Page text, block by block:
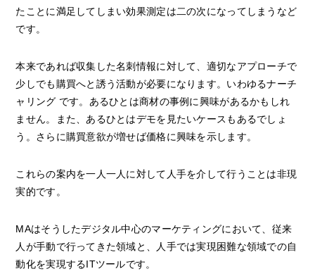
たことに満足してしまい効果測定は二の次になってしまうなど
です。
本来であれば収集した名刺情報に対して、適切なアプローチで
少しでも購買へと誘う活動が必要になります。いわゆるナーチ
ャリング です。あるひとは商材の事例に興味があるかもしれ
ません。また、あるひとはデモを見たいケースもあるでしょ
う。さらに購買意欲が増せば価格に興味を示します。
これらの案内を一人一人に対して人手を介して行うことは非現
実的です。
MAはそうしたデジタル中心のマーケティングにおいて、従来
人が手動で行ってきた領域と、人手では実現困難な領域での自
動化を実現するITツールです。